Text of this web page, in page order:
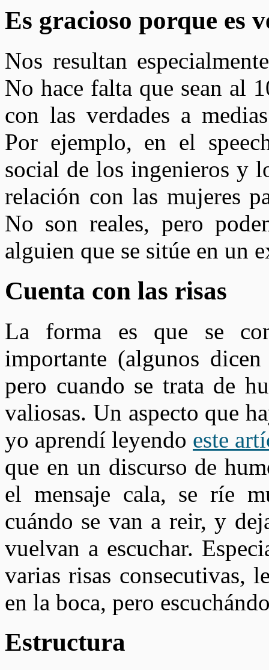
Es gracioso porque es
Nos resultan
No hace falta que sean al
con las verdades a
Por ejemplo, en el
social de los ingenieros y
relación con las mujeres
No son reales, pero
alguien que se sitúe en un
Cuenta con las risas
La forma es que se
importante (algunos
pero cuando se trata de
valiosas. Un aspecto que
yo aprendí leyendo este
que en un discurso de
el mensaje cala, se ríe
cuándo se van a reir, y
vuelvan a escuchar.
varias risas consecutivas,
en la boca, pero
Estructura